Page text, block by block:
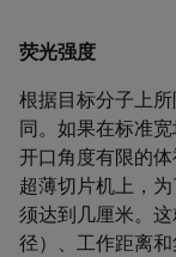
荧光强度
根据目标分子上
同。如果在标准
开口角度有限的
超薄切片机上，
须达到几厘米。
径）、工作距离